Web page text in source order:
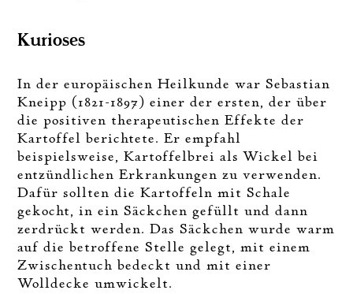
Kurioses
In der europäischen Heilkunde war Sebastian
Kneipp (1821-1897) einer der ersten, der über
die positiven therapeutischen Effekte der
Kartoffel berichtete. Er empfahl
beispielsweise, Kartoffelbrei als Wickel bei
entzündlichen Erkrankungen zu verwenden.
Dafür sollten die Kartoffeln mit Schale
gekocht, in ein Säckchen gefüllt und dann
zerdrückt werden. Das Säckchen wurde warm
auf die betroffene Stelle gelegt, mit einem
Zwischentuch bedeckt und mit einer
Wolldecke umwickelt.